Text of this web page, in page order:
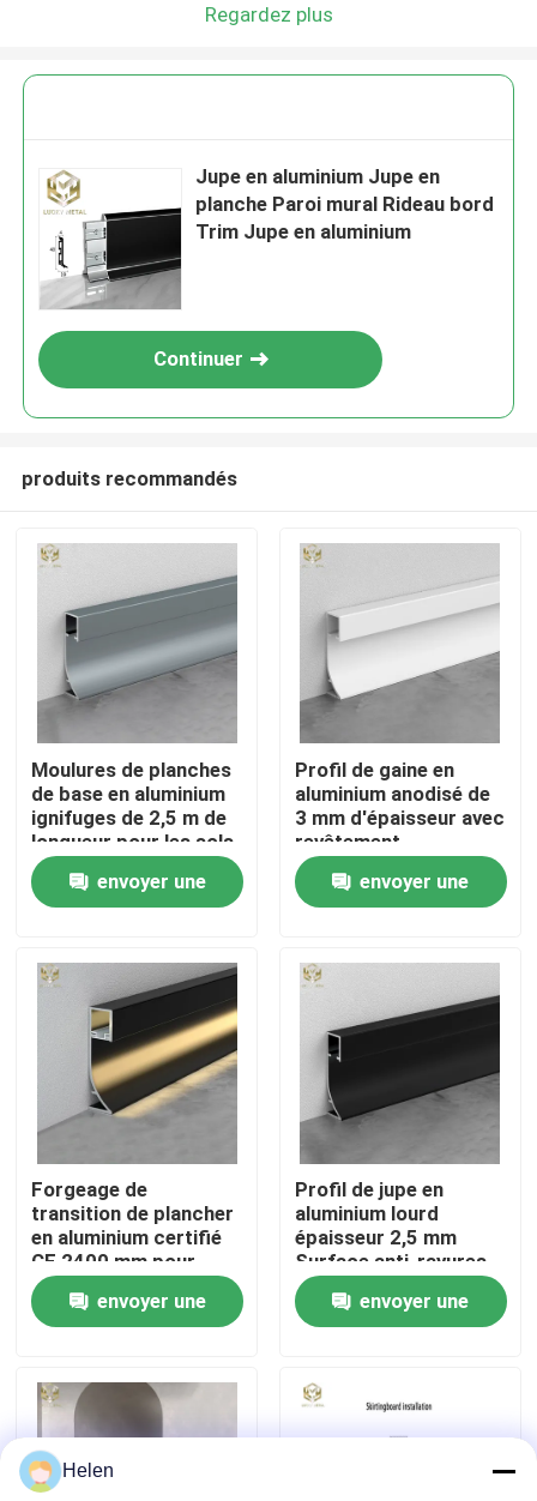
Aperçu
Produits
A propos de nous
Visite d'usine
Contrôle de la qualité
Contact
nouvelles
Demande de soumission
profils en aluminium pour des fenêtres et des portes
Regardez plus
Jupe en aluminium Jupe en
planche Paroi mural Rideau bord
Trim Jupe en aluminium
Continuer
produits recommandés
Moulures de planches
de base en aluminium
ignifuges de 2,5 m de
longueur pour les sols
commerciaux
envoyer une
Profil de gaine en
aluminium anodisé de
3 mm d'épaisseur avec
revêtement
anticorrosion
envoyer une
Forgeage de
transition de plancher
en aluminium certifié
CE 2400 mm pour
rénovation de bureaux
envoyer une
Profil de jupe en
aluminium lourd
épaisseur 2,5 mm
Surface anti-rayures
envoyer une
Helen